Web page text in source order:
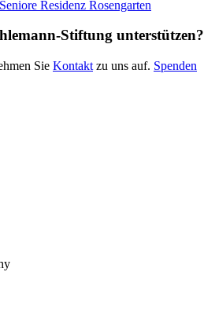
Stiftung unterstützen?
Sie Kontakt zu uns auf. Spenden